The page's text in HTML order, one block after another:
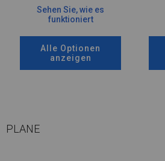
Sehen Sie, wie es
funktioniert
Alle Optionen
anzeigen
PLANE